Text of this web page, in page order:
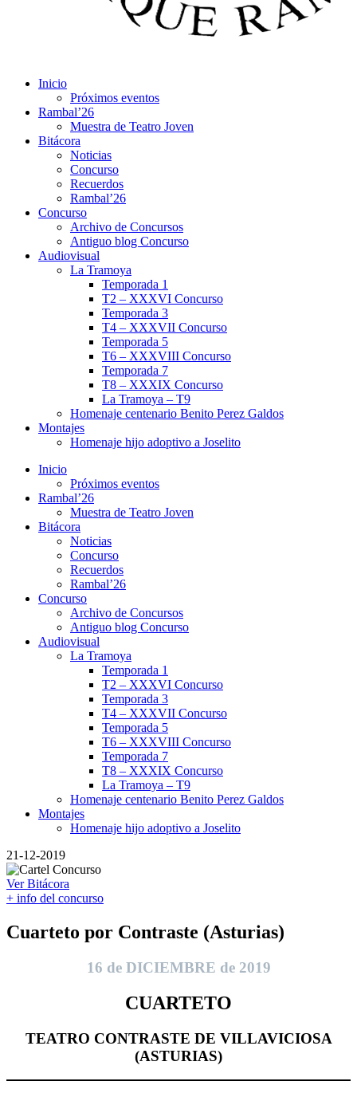
Inicio
Próximos eventos
Rambal’26
Muestra de Teatro Joven
Bitácora
Noticias
Concurso
Recuerdos
Rambal’26
Concurso
Archivo de Concursos
Antiguo blog Concurso
Audiovisual
La Tramoya
Temporada 1
T2 – XXXVI Concurso
Temporada 3
T4 – XXXVII Concurso
Temporada 5
T6 – XXXVIII Concurso
Temporada 7
T8 – XXXIX Concurso
La Tramoya – T9
Homenaje centenario Benito Perez Galdos
Montajes
Homenaje hijo adoptivo a Joselito
Inicio
Próximos eventos
Rambal’26
Muestra de Teatro Joven
Bitácora
Noticias
Concurso
Recuerdos
Rambal’26
Concurso
Archivo de Concursos
Antiguo blog Concurso
Audiovisual
La Tramoya
Temporada 1
T2 – XXXVI Concurso
Temporada 3
T4 – XXXVII Concurso
Temporada 5
T6 – XXXVIII Concurso
Temporada 7
T8 – XXXIX Concurso
La Tramoya – T9
Homenaje centenario Benito Perez Galdos
Montajes
Homenaje hijo adoptivo a Joselito
21-12-2019
Ver Bitácora
+ info del concurso
Cuarteto por Contraste (Asturias)
16 de DICIEMBRE de 2019
CUARTETO
TEATRO CONTRASTE DE VILLAVICIOSA
(ASTURIAS)